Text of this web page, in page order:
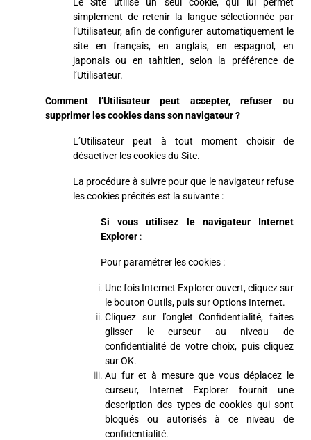
simplement de retenir la langue sélectionnée par
l’Utilisateur, afin de configurer automatiquement le
site en français, en anglais, en espagnol, en
japonais ou en tahitien, selon la préférence de
l’Utilisateur.
Comment l’Utilisateur peut accepter, refuser ou
supprimer les cookies dans son navigateur ?
L’Utilisateur peut à tout moment choisir de
désactiver les cookies du Site.
La procédure à suivre pour que le navigateur refuse
les cookies précités est la suivante :
Si vous utilisez le navigateur Internet
Explorer :
Pour paramétrer les cookies :
Une fois Internet Explorer ouvert, cliquez sur
le bouton Outils, puis sur Options Internet.
Cliquez sur l’onglet Confidentialité, faites
glisser le curseur au niveau de
confidentialité de votre choix, puis cliquez
sur OK.
Au fur et à mesure que vous déplacez le
curseur, Internet Explorer fournit une
description des types de cookies qui sont
bloqués ou autorisés à ce niveau de
confidentialité.